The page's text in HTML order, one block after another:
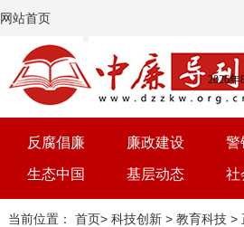
网站首页
2026
反腐倡廉 廉政建设 警
生态中国 基层动态 社
党建 文选 三农 艺术
当前位置： 首页> 科技创新> 教育科技>